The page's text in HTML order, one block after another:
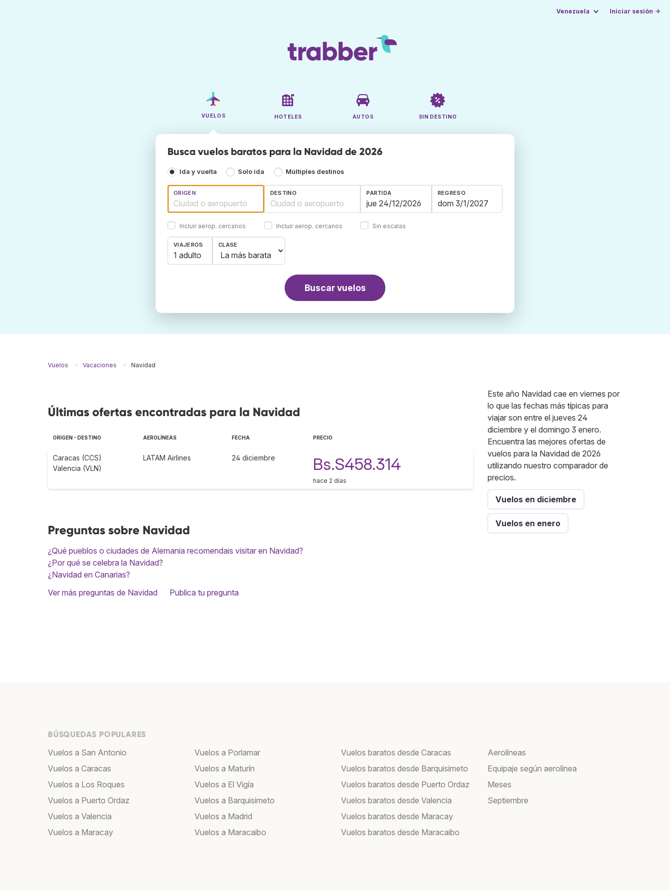
Venezuela Iniciar sesión →
VUELOS HOTELES AUTOS SIN DESTINO
Busca vuelos baratos para la Navidad de 2026
Ida y vuelta Solo ida Múltiples destinos
ORIGEN
Incluir aerop. cercanos
DESTINO
Incluir aerop. cercanos
PARTIDA REGRESO
Sin escalas
VIAJEROS
1 adulto
CLASE
Buscar vuelos
Vuelos Vacaciones Navidad
Últimas ofertas encontradas para la Navidad
ORIGEN - DESTINO AEROLÍNEAS FECHA PRECIO
Caracas (CCS)
Valencia (VLN)
LATAM Airlines 24 diciembre Bs.S458.314
hace 2 días
Preguntas sobre Navidad
¿Qué pueblos o ciudades de Alemania recomendais visitar en Navidad?
¿Por qué se celebra la Navidad?
¿Navidad en Canarias?
Ver más preguntas de Navidad
Publica tu pregunta
Este año Navidad cae en viernes por
lo que las fechas más típicas para
viajar son entre el jueves 24
diciembre y el domingo 3 enero.
Encuentra las mejores ofertas de
vuelos para la Navidad de 2026
utilizando nuestro comparador de
precios.
Vuelos en diciembre
Vuelos en enero
BÚSQUEDAS POPULARES
Vuelos a San Antonio
Vuelos a Caracas
Vuelos a Los Roques
Vuelos a Puerto Ordaz
Vuelos a Valencia
Vuelos a Maracay
Vuelos a Porlamar
Vuelos a Maturín
Vuelos a El Vigía
Vuelos a Barquisimeto
Vuelos a Madrid
Vuelos a Maracaibo
Vuelos baratos desde Caracas
Vuelos baratos desde Barquisimeto
Vuelos baratos desde Puerto Ordaz
Vuelos baratos desde Valencia
Vuelos baratos desde Maracay
Vuelos baratos desde Maracaibo
Aerolíneas
Equipaje según aerolínea
Meses
Septiembre